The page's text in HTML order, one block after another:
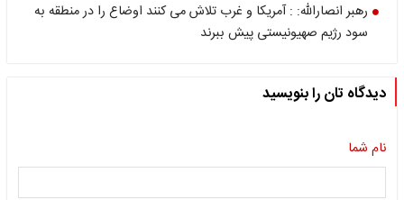
رهبر انصارالله: : آمریکا و غرب تلاش می کنند اوضاع را در منطقه به
سود رژیم صهیونیستی پیش ببرند
دیدگاه تان را بنویسید
نام شما